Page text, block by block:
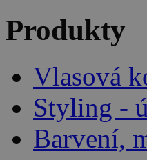
Produkty
Vlasová
Styling -
Barvení,